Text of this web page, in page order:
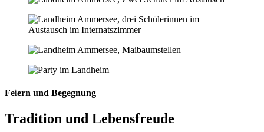
Feiern und Begegnung
Tradition und Lebensfreude